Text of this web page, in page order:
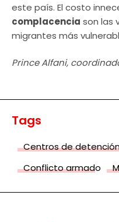
este país. El costo
complacencia son las
migrantes más
Prince Alfani,
Tags
Centros de
Conflicto armado